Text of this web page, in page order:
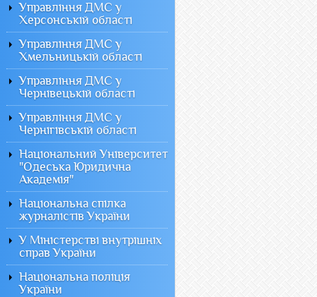
Управління ДМС у
Херсонській області
Управління ДМС у
Хмельницькій області
Управління ДМС у
Чернівецькій області
Управління ДМС у
Чернігівській області
Національний Університет
"Одеська Юридична
Академія"
Національна спілка
журналістів України
У Міністерстві внутрішніх
справ України
Національна поліція
України